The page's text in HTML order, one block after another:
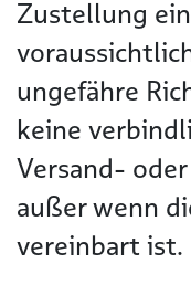
Zustellung
ungefähre
keine
Versand-
außer wenn
vereinbart ist.